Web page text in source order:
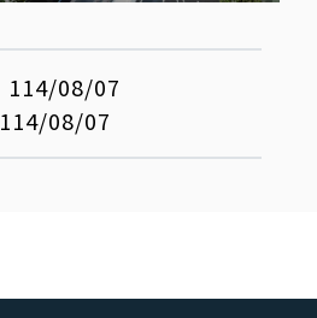
114/08/07
114/08/07